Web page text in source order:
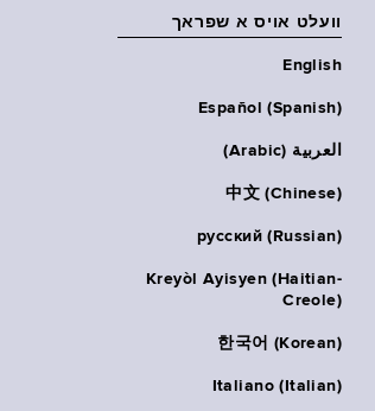
וועלט אויס א שפראך
English
Español (Spanish)
العربية (Arabic)
中文 (Chinese)
русский (Russian)
Kreyòl Ayisyen (Haitian-
Creole)
한국어 (Korean)
Italiano (Italian)